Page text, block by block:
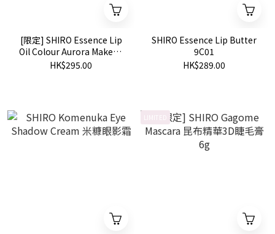
[限定] SHIRO Essence Lip
Oil Colour Aurora Makeup
Collection
HK$295.00
SHIRO Essence Lip Butter
9C01
HK$289.00